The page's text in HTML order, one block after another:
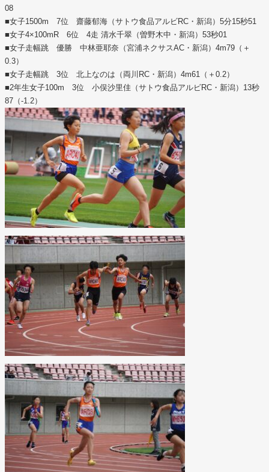
08
■女子1500m 7位 齋藤郁海（サトウ食品アルビRC・新潟）5分15秒51
■女子4×100mR 6位 4走 清水千翠（曽野木中・新潟）53秒01
■女子走幅跳 優勝 中林亜耶奈（宮浦ネクサスAC・新潟）4m79（＋
0.3）
■女子走幅跳 3位 北上なのは（両川RC・新潟）4m61（＋0.2）
■2年生女子100m 3位 小俣沙里佳（サトウ食品アルビRC・新潟）13秒
87（-1.2）